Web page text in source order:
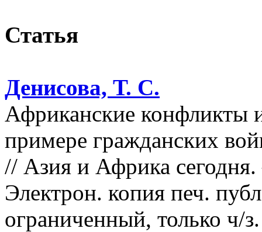
Статья
Денисова, Т. С.
Африканские конфликты
примере гражданских
// Азия и Африка
Электрон. копия печ.
ограниченный, только ч/з.